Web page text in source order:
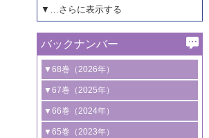
▼…さらに表示する
バックナンバー
▼68巻（2026年）
1号 過酸化水素合成に関する研究動向
2号 コンピューター技術により加速する
触媒開発
▼67巻（2025年）
1号 CO
水素化によるグリーン燃料/グリ
ーンケミカル製造
▼66巻（2024年）
1号 低次元ナノ構造を有する触媒材料
▼65巻（2023年）